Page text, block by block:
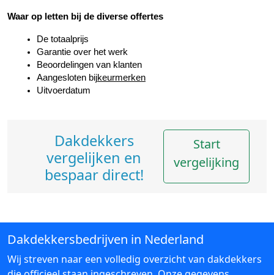
Waar op letten bij de diverse offertes
De totaalprijs
Garantie over het werk
Beoordelingen van klanten
Aangesloten bijkeurmerken
Uitvoerdatum
Dakdekkers
vergelijken en
bespaar direct!
Start
vergelijking
Dakdekkersbedrijven in Nederland
Wij streven naar een volledig overzicht van dakdekkers